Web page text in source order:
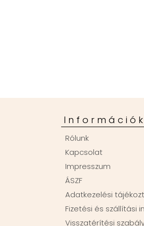
Információk
Rólunk
Kapcsolat
Impresszum
ÁSZF
Adatkezelési
Fizetési és szállítási
Visszatérítési